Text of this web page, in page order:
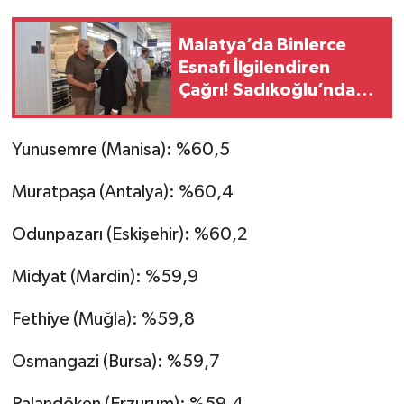
Malatya’da Binlerce
Esnafı İlgilendiren
Çağrı! Sadıkoğlu’ndan
Yunusemre (Manisa): %60,5
Muratpaşa (Antalya): %60,4
Odunpazarı (Eskişehir): %60,2
Midyat (Mardin): %59,9
Fethiye (Muğla): %59,8
Osmangazi (Bursa): %59,7